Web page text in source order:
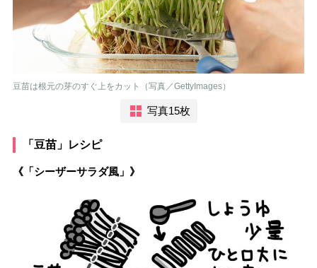
豆苗は根元の芽のすぐ上をカット（写真／GettyImages）
写真15枚
「豆苗」レシピ
《「シーザーサラダ風」》